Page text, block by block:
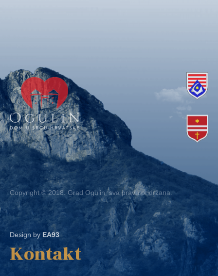
Copyright © 2018. Grad Ogulin, sva prava pridržana.
Design byEA93
Kontakt